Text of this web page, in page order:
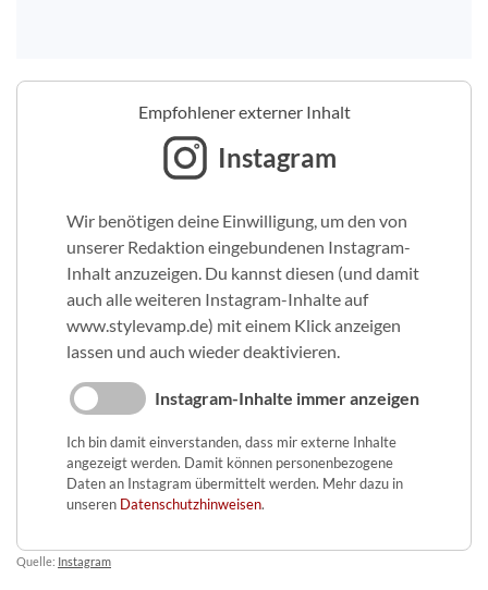
Empfohlener externer Inhalt
Instagram
Wir benötigen deine Einwilligung, um den von
unserer Redaktion eingebundenen Instagram-
Inhalt anzuzeigen. Du kannst diesen (und damit
auch alle weiteren Instagram-Inhalte auf
www.stylevamp.de) mit einem Klick anzeigen
lassen und auch wieder deaktivieren.
Instagram-Inhalte immer anzeigen
Ich bin damit einverstanden, dass mir externe Inhalte
angezeigt werden. Damit können personenbezogene
Daten an Instagram übermittelt werden. Mehr dazu in
unseren Datenschutzhinweisen.
Quelle: Instagram